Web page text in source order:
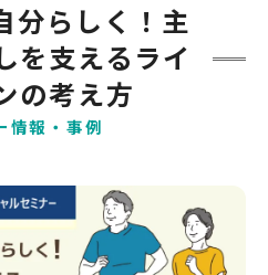
情報・事例
分らしく！主
を支えるライ
の考え方